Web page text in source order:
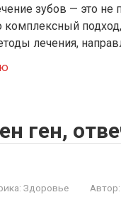
зубов — это не
комплексный
лечения,
ген,
Здоровье Автор: